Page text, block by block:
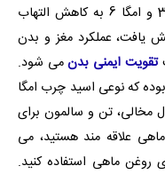
متعادل کردن نسبت اسیدهای چرب امگا 3 و امگا 6 به کاهش التهاب
یافت، عملکرد مغز و بدن
تقویت ایمنی بدنمی شود.
همچنین، ناحیه نزدیک شبکیه دارای DHA بوده که نوعی اسید چرب امگا
تن و سالمون برای
علاقه مند هستید، می
ماهی استفاده کنید.